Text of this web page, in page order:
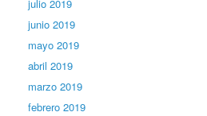
julio 2019
junio 2019
mayo 2019
abril 2019
marzo 2019
febrero 2019